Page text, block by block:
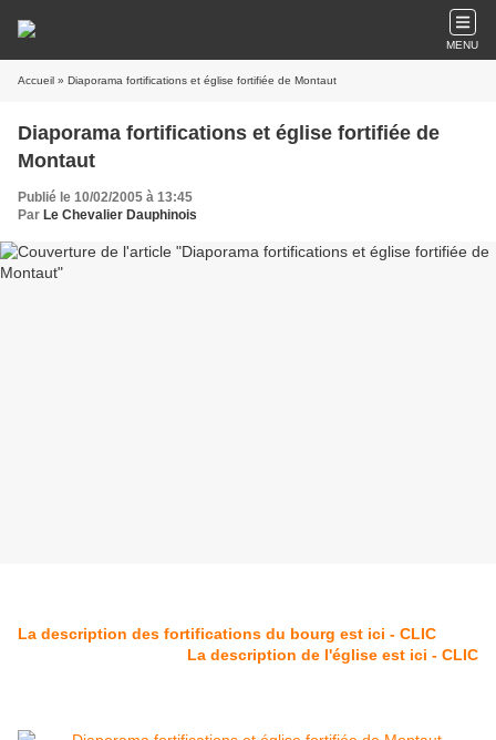
MENU
Accueil » Diaporama fortifications et église fortifiée de Montaut
Diaporama fortifications et église fortifiée de
Montaut
Publié le 10/02/2005 à 13:45
Par Le Chevalier Dauphinois
La description des fortifications du bourg est ici - CLIC
La description de l'église est ici - CLIC